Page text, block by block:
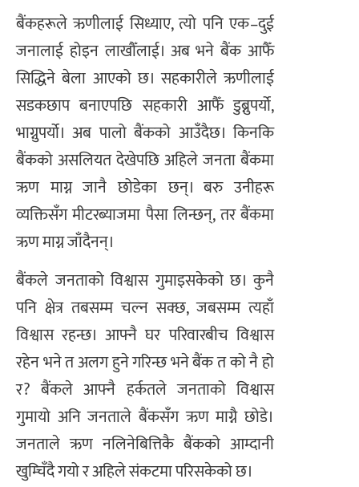
बैंकहरूले ऋणीलाई सिध्याए, त्यो पनि एक–दुई
जनालाई होइन लाखौँलाई। अब भने बैंक आफैँ
सिद्धिने बेला आएको छ। सहकारीले ऋणीलाई
सडकछाप बनाएपछि सहकारी आफैँ डुब्नुपर्यो,
भाग्नुपर्यो। अब पालो बैंकको आउँदैछ। किनकि
बैंकको असलियत देखेपछि अहिले जनता बैंकमा
ऋण माग्न जानै छोडेका छन्। बरु उनीहरू
व्यक्तिसँग मीटरब्याजमा पैसा लिन्छन्, तर बैंकमा
ऋण माग्न जाँदैनन्।
बैंकले जनताको विश्वास गुमाइसकेको छ। कुनै
पनि क्षेत्र तबसम्म चल्न सक्छ, जबसम्म त्यहाँ
विश्वास रहन्छ। आफ्नै घर परिवारबीच विश्वास
रहेन भने त अलग हुने गरिन्छ भने बैंक त को नै हो
र? बैंकले आफ्नै हर्कतले जनताको विश्वास
गुमायो अनि जनताले बैंकसँग ऋण माग्नै छोडे।
जनताले ऋण नलिनेबित्तिकै बैंकको आम्दानी
खुम्चिँदै गयो र अहिले संकटमा परिसकेको छ।